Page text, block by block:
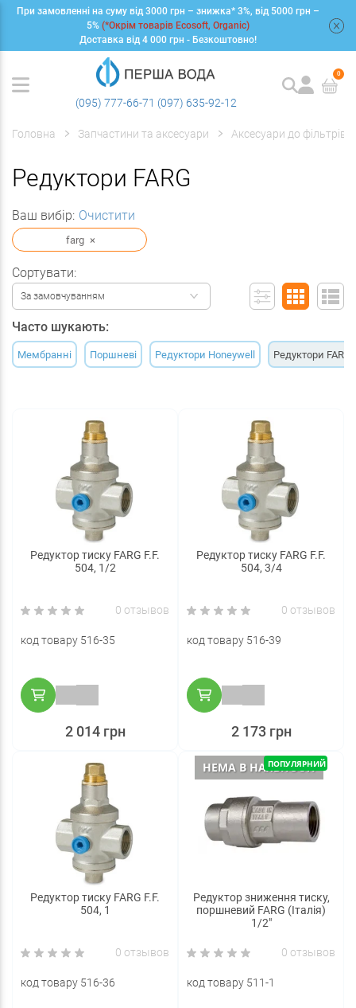
При замовленні на суму від 3000 грн – знижка* 3%, від 5000 грн –
5% (*Окрім товарів Ecosoft, Organic)
Доставка від 4 000 грн - Безкоштовно!
(095) 777-66-71 (097) 635-92-12
0
Головна Запчастини та аксесуари Аксесуари до фільтрів
Редуктори FARG
Ваш вибір: Очистити
farg ×
Сортувати:
За замовчуванням
Часто шукають:
Мембранні Поршневі Редуктори Honeywell Редуктори FARG
Редуктор тиску FARG F.F.
504, 1/2
0 отзывов
код товару 516-35
2 014 грн
Редуктор тиску FARG F.F.
504, 3/4
0 отзывов
код товару 516-39
2 173 грн
Редуктор тиску FARG F.F.
504, 1
0 отзывов
код товару 516-36
НЕМА В НАЯВНОСТІ
ПОПУЛЯРНИЙ
Редуктор зниження тиску,
поршневий FARG (Італія)
1/2"
0 отзывов
код товару 511-1